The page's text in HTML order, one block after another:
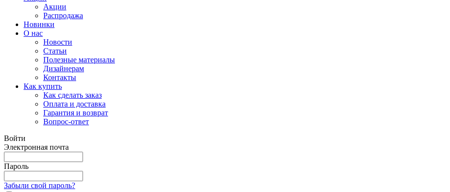
Акции
Распродажа
Новинки
О нас
Новости
Статьи
Полезные материалы
Дизайнерам
Контакты
Как купить
Как сделать заказ
Оплата и доставка
Гарантия и возврат
Вопрос-ответ
Войти
Электронная почта
Пароль
Забыли свой пароль?